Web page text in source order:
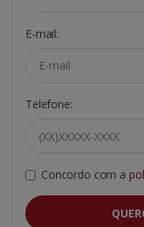
E-mail:
Telefone:
Concordo com a